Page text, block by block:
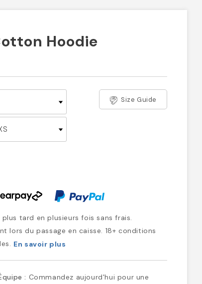
Hoodie
Size Guide
tard en plusieurs fois sans frais.
lors du passage en caisse. 18+ conditions
En savoir plus
: Commandez aujourd'hui pour une